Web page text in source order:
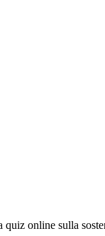
online sulla